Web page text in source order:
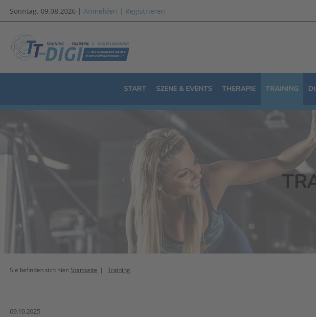
Sonntag, 09.08.2026 | Anmelden | Registrieren
START SZENE & EVENTS THERAPIE TRAINING
Sie befinden sich hier: Startseite Training
09.10.2025